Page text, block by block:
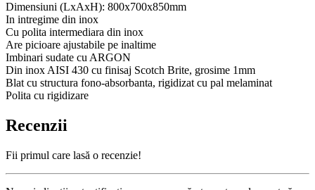
Dimensiuni (LxAxH): 800x700x850mm
In intregime din inox
Cu polita intermediara din inox
Are picioare ajustabile pe inaltime
Imbinari sudate cu ARGON
Din inox AISI 430 cu finisaj Scotch Brite, grosime 1mm
Blat cu structura fono-absorbanta, rigidizat cu pal melaminat
Polita cu rigidizare
Recenzii
Fii primul care lasă o recenzie!